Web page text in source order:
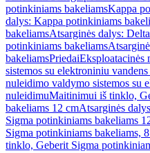
potinkiniams bakeliamsKappa
dalys: Kappa potinkiniams
bakeliamsAtsarginės dalys:
potinkiniams bakeliams
bakeliamsPriedaiEksploatacinės
sistemos su elektroniniu
nuleidimo valdymo sistemos su
nuleidimuMaitinimui iš tinklo,
bakeliams 12 cmAtsarginės
Sigma potinkiniams bakeliams
Sigma potinkiniams bakeliams,
tinklo, Geberit Sigma